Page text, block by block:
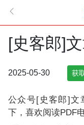
[史客郎]
2025-05-30 获
公众号[史客郎]文
下，喜欢阅读PDF